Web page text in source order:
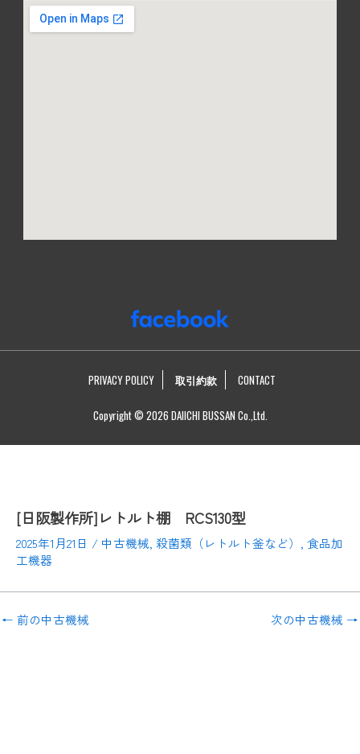
PRIVACY POLICY 取引約款 CONTACT
Copyright © 2026 DAIICHI BUSSAN Co.,Ltd.
[日阪製作所]レトルト棚 RCS130型
2025年1月21日 / 中古機械, 殺菌類（レトルト釜など） , 食品加
工機器
← 前の中古機械 次の中古機械 →